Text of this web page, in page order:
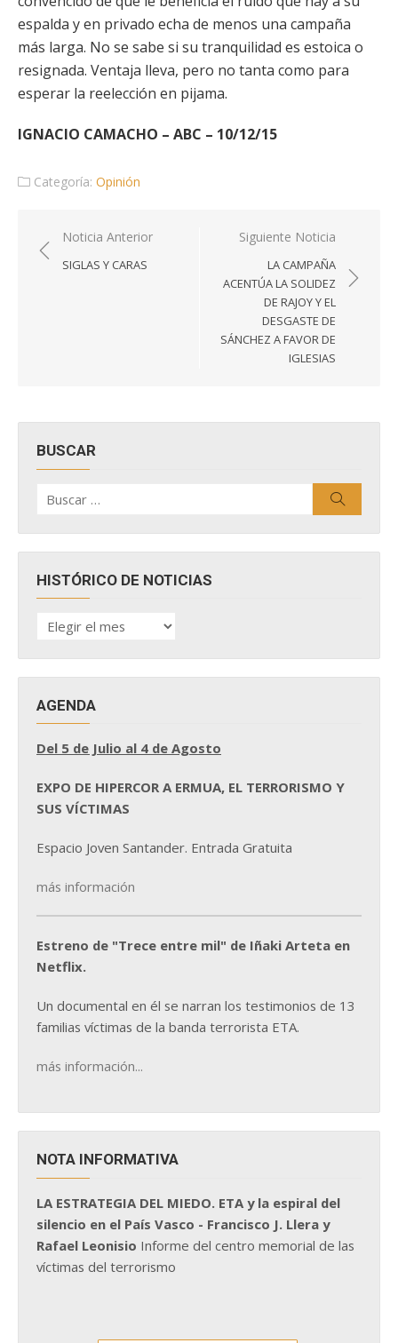
espalda y en privado echa de menos una campaña
más larga. No se sabe si su tranquilidad es estoica o
resignada. Ventaja lleva, pero no tanta como para
esperar la reelección en pijama.
IGNACIO CAMACHO – ABC – 10/12/15
Categoría: Opinión
Navegación
de
Noticia Anterior
SIGLAS Y CARAS
Siguiente Noticia
LA CAMPAÑA
ACENTÚA LA SOLIDEZ
DE RAJOY Y EL
DESGASTE DE
SÁNCHEZ A FAVOR DE
IGLESIAS
BUSCAR
por:
HISTÓRICO DE NOTICIAS
HISTÓRICO
DE
AGENDA
Del 5 de Julio al 4 de Agosto
EXPO DE HIPERCOR A ERMUA, EL TERRORISMO Y
SUS VÍCTIMAS
Espacio Joven Santander. Entrada Gratuita
más información
Estreno de "Trece entre mil" de Iñaki Arteta en
Netflix.
Un documental en él se narran los testimonios de 13
familias víctimas de la banda terrorista ETA.
más información...
NOTA INFORMATIVA
LA ESTRATEGIA DEL MIEDO. ETA y la espiral del
silencio en el País Vasco - Francisco J. Llera y
Rafael Leonisio Informe del centro memorial de las
víctimas del terrorismo